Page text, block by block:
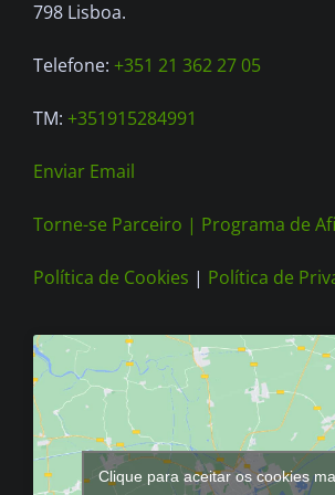
product
798 Lisboa.
Telefone: +351 21 362 27 05
TM: +351915284991
Enviar Email
Torne-se Parceiro | Programa de
Política de Cookies | Política de
Clique para aceitar os cookies